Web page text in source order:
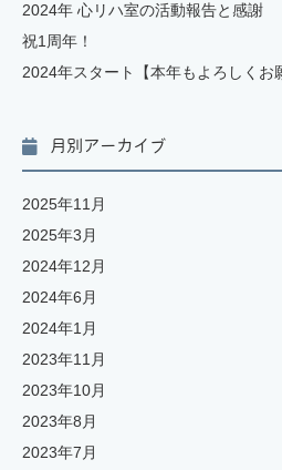
2024年 心リハ室の活動報告と感謝
祝1周年！
2024年スタート【本年もよろしくお
月別アーカイブ
2025年11月
2025年3月
2024年12月
2024年6月
2024年1月
2023年11月
2023年10月
2023年8月
2023年7月